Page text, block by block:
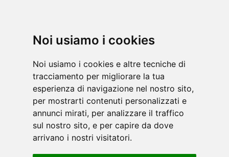
Noi usiamo i cookies
Noi usiamo i cookies e altre tecniche di
tracciamento per migliorare la tua
esperienza di navigazione nel nostro sito,
per mostrarti contenuti personalizzati e
annunci mirati, per analizzare il traffico
sul nostro sito, e per capire da dove
arrivano i nostri visitatori.